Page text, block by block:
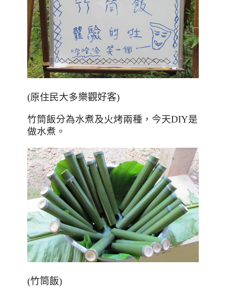
(原住民大多樂觀好客)
竹筒飯分為水煮及火烤兩種，今天DIY是
做水煮。
(竹筒飯)